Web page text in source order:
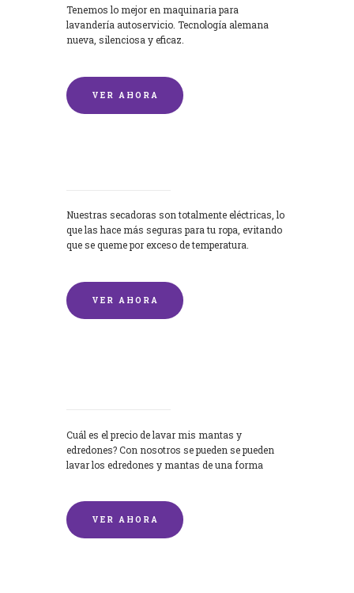
Tenemos lo mejor en maquinaria para
lavandería autoservicio. Tecnología alemana
nueva, silenciosa y eficaz.
VER AHORA
Nuestras secadoras son totalmente eléctricas, lo
que las hace más seguras para tu ropa, evitando
que se queme por exceso de temperatura.
VER AHORA
Cuál es el precio de lavar mis mantas y
edredones? Con nosotros se pueden se pueden
lavar los edredones y mantas de una forma
VER AHORA